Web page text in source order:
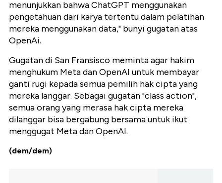
menunjukkan bahwa ChatGPT menggunakan
pengetahuan dari karya tertentu dalam pelatihan
mereka menggunakan data," bunyi gugatan atas
OpenAi.
Gugatan di San Fransisco meminta agar hakim
menghukum Meta dan OpenAI untuk membayar
ganti rugi kepada semua pemilih hak cipta yang
mereka langgar. Sebagai gugatan "class action",
semua orang yang merasa hak cipta mereka
dilanggar bisa bergabung bersama untuk ikut
menggugat Meta dan OpenAI.
(dem/dem)